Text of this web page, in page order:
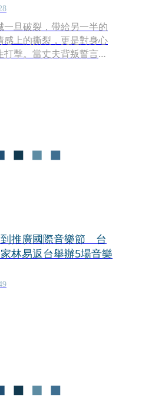
一旦破裂，帶給另一半的
感上的撕裂，更是對身心
擊。當丈夫背叛誓言有
唱必崩潰而唱不下去。
推廣國際音樂節 台
林易返台舉辦5場音樂